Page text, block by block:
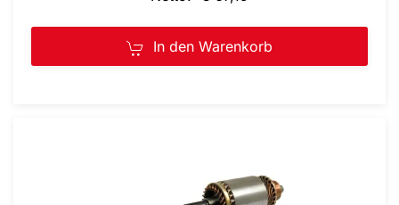
In den Warenkorb